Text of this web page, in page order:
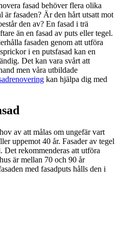
fasad behöver flera olika
är fasaden? Är den hårt utsatt mot
den av? En fasad i trä
än en fasad av puts eller tegel.
fasaden genom att utföra
i en putsfasad kan en
Det kan vara svårt att
men våra utbildade
kan hjälpa dig med
av att målas om ungefär vart
uppemot 40 år. Fasader av tegel
Det rekommenderas att utföra
är mellan 70 och 90 år
med fasadputs hålls den i